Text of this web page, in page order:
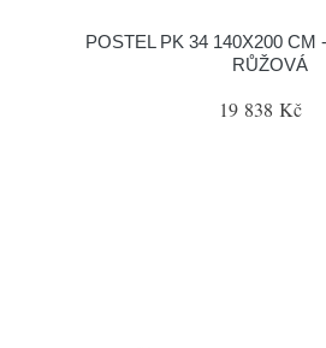
POSTEL PK 34 140X200 CM
RŮŽOVÁ
19 838 Kč